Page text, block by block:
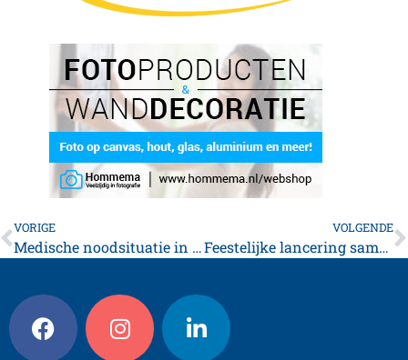
VORIGE
Medische noodsituatie in Franeker trekt grootschalige hulpverlening
VOLGENDE
Feestelijke lancering samenwerking Koornbeurs en Planetarium